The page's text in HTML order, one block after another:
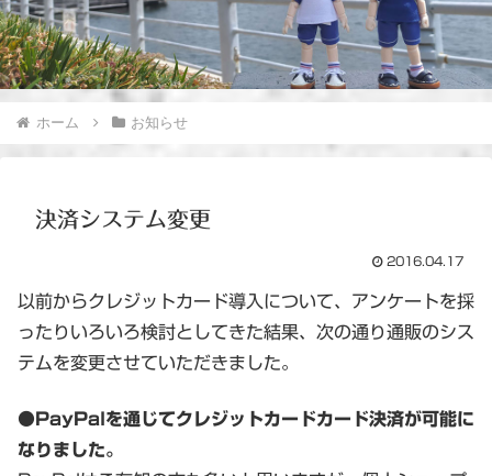
ホーム お知らせ
決済システム変更
2016.04.17
以前からクレジットカード導入について、アンケートを採
ったりいろいろ検討としてきた結果、次の通り通販のシス
テムを変更させていただきました。
●PayPalを通じてクレジットカードカード決済が可能に
なりました。